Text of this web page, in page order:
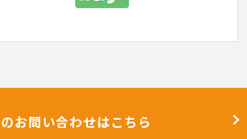
お問い合わせはこちら